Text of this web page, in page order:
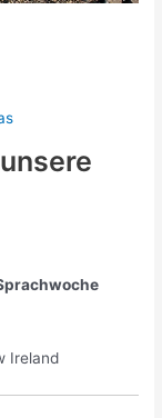
Ireland